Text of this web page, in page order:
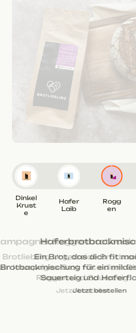
Dinkel
Krust
e
Hafer
Laib
Rogg
en
Jetzt bestellen
Jetzt bestellen
Champagner
Die Brotliebling Urgetreide-
für ein knuspriges Brot mit
Roggen und
Jetzt bestellen